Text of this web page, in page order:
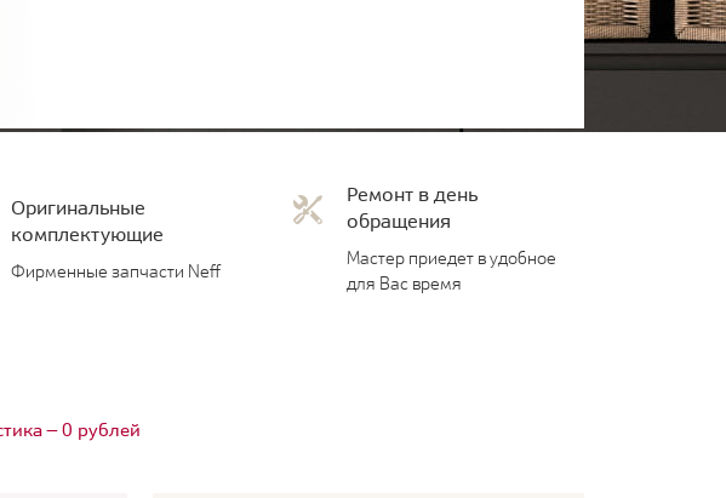
Оригинальные
комплектующие
Фирменные запчасти Neff
Ремонт в день
обращения
Мастер приедет в удобное
для Вас время
— 0 рублей